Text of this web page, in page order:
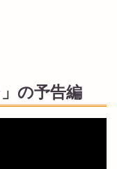
の予告編